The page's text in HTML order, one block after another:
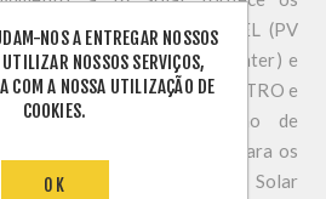
os relatórios da PVEL (PV
Energy Test Center) e
as certificações TUV, INMETRO e
recebeu uma certificação de
ambiente, com destaque para os
3.0. Dessa forma, a JA Solar
NOS A ENTREGAR NOSSOS
NOSSOS SERVIÇOS,
COM A NOSSA UTILIZAÇÃO DE
COOKIES.
OK